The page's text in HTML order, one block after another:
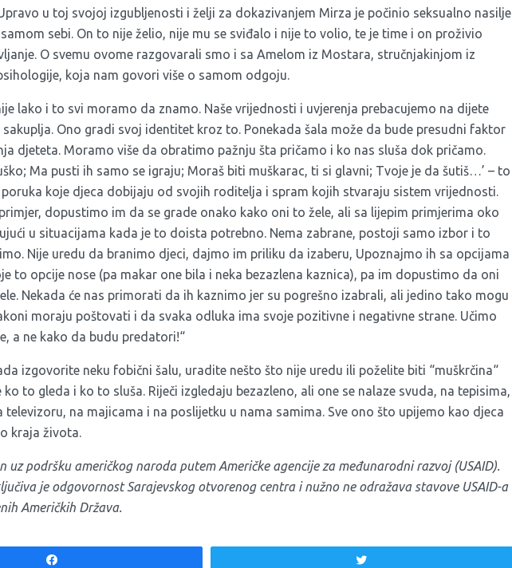
u toj svojoj izgubljenosti i želji za dokazivanjem Mirza je počinio seksualno nasilje
sebi. On to nije želio, nije mu se sviđalo i nije to volio, te je time i on proživio
O svemu ovome razgovarali smo i sa Amelom iz Mostara, stručnjakinjom iz
koja nam govori više o samom odgoju.
lako i to svi moramo da znamo. Naše vrijednosti i uvjerenja prebacujemo na dijete
sakuplja. Ono gradi svoj identitet kroz to. Ponekada šala može da bude presudni faktor
djeteta. Moramo više da obratimo pažnju šta pričamo i ko nas sluša dok pričamo.
Ma pusti ih samo se igraju; Moraš biti muškarac, ti si glavni; Tvoje je da šutiš…’ – to
poruka koje djeca dobijaju od svojih roditelja i spram kojih stvaraju sistem vrijednosti.
dopustimo im da se grade onako kako oni to žele, ali sa lijepim primjerima oko
u situacijama kada je to doista potrebno. Nema zabrane, postoji samo izbor i to
Nije uredu da branimo djeci, dajmo im priliku da izaberu, Upoznajmo ih sa opcijama
to opcije nose (pa makar one bila i neka bezazlena kaznica), pa im dopustimo da oni
Nekada će nas primorati da ih kaznimo jer su pogrešno izabrali, ali jedino tako mogu
moraju poštovati i da svaka odluka ima svoje pozitivne i negativne strane. Učimo
a ne kako da budu predatori!“
izgovorite neku fobični šalu, uradite nešto što nije uredu ili poželite biti “muškrčina“
to gleda i ko to sluša. Riječi izgledaju bezazleno, ali one se nalaze svuda, na tepisima,
televizoru, na majicama i na poslijetku u nama samima. Sve ono što upijemo kao djeca
kraja života.
uz podršku američkog naroda putem Američke agencije za međunarodni razvoj (USAID).
je odgovornost Sarajevskog otvorenog centra i nužno ne odražava stavove USAID-a
Američkih Država.